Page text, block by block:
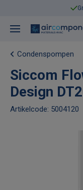
Condenspompen
Siccom
Design
Artikelcode: 5004120